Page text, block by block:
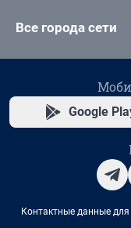
Все города сети
Google
Контактные данные